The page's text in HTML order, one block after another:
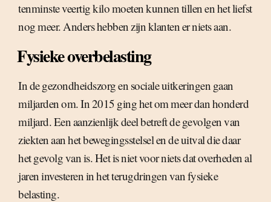
tenminste veertig kilo moeten kunnen tillen en het liefst
nog meer. Anders hebben zijn klanten er niets aan.
Fysieke overbelasting
In de gezondheidszorg en sociale uitkeringen gaan
miljarden om. In 2015 ging het om meer dan honderd
miljard. Een aanzienlijk deel betreft de gevolgen van
ziekten aan het bewegingsstelsel en de uitval die daar
het gevolg van is. Het is niet voor niets dat overheden al
jaren investeren in het terugdringen van fysieke
belasting.